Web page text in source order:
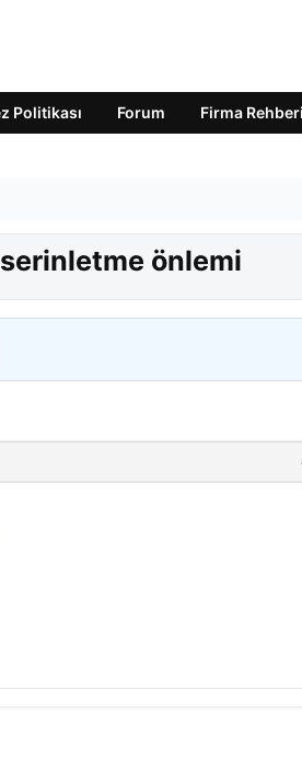
Politikası Forum Firma Rehberi
serinletme önlemi